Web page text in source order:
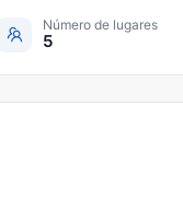
Número de lugares
5